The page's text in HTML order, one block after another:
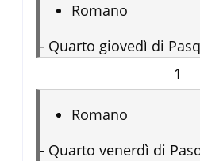
Romano
- Quarto giovedì di
1
Romano
- Quarto venerdì di